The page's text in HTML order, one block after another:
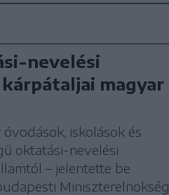
nevelési
magyar
iskolások és
oktatási-nevelési
– jelentette be
Miniszterelnökség